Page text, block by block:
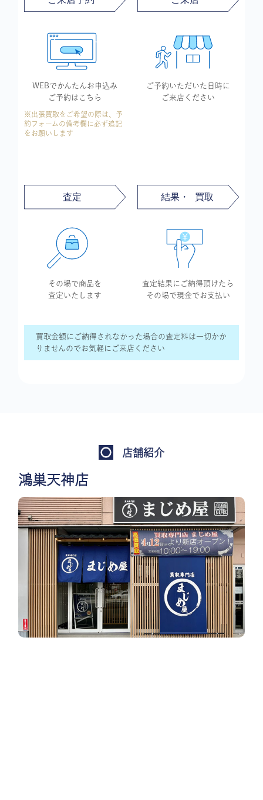
WEBでかんたんお申込み
ご予約はこちら
※出張買取をご希望の際は、予
約フォームの備考欄に必ず追記
をお願いします
ご予約いただいた 日時に
ご来店ください
その場で商品を
査定いたします
査定結果に ご納得頂けたら
その場で現金で お支払い
買取金額にご納得されなかった場合の査定料は一切かか
りませんのでお気軽にご来店ください
店舗紹介
鴻巣天神店